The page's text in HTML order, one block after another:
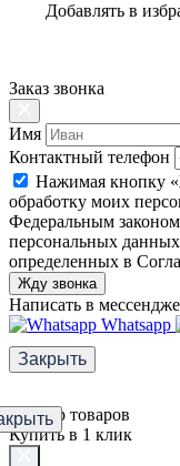
Добавлять в
Заказ звонка
Имя
Контактный телефон
Нажимая кнопку
обработку моих
Федеральным
персональных
определенных в
Жду звонка
Написать в
Whatsapp
Закрыть
Фильтр товаров
Купить в 1 клик